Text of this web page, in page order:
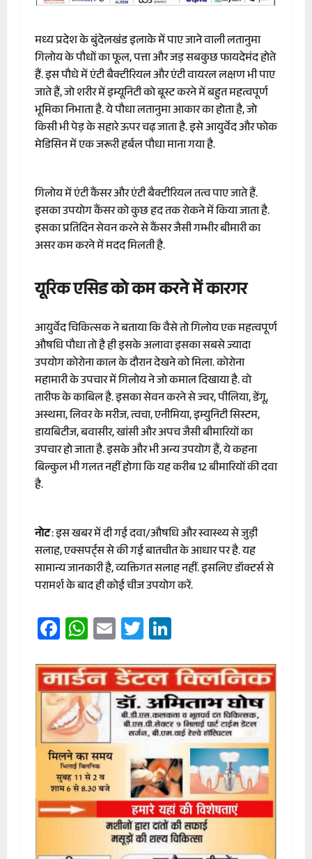
मध्य प्रदेश के बुंदेलखंड इलाके में पाए जाने वाली लतानुमा
गिलोय के पौधों का फूल, पत्ता और जड़ सबकुछ फायदेमंद होते
हैं. इस पौधे में एंटी बैक्टीरियल और एंटी वायरल लक्षण भी पाए
जाते हैं, जो शरीर में इम्यूनिटी को बूस्ट करने में बहुत महत्वपूर्ण
भूमिका निभाता है. ये पौधा लतानुमा आकार का होता है, जो
किसी भी पेड़ के सहारे ऊपर चढ़ जाता है. इसे आयुर्वेद और फोक
मेडिसिन में एक जरूरी हर्बल पौधा माना गया है.
गिलोय में एंटी कैंसर और एंटी बैक्टीरियल तत्व पाए जाते हैं.
इसका उपयोग कैंसर को कुछ हद तक रोकने में किया जाता है.
इसका प्रतिदिन सेवन करने से कैंसर जैसी गम्भीर बीमारी का
असर कम करने में मदद मिलती है.
यूरिक एसिड को कम करने में कारगर
आयुर्वेद चिकित्सक ने बताया कि वैसे तो गिलोय एक महत्वपूर्ण
औषधि पौधा तो है ही इसके अलावा इसका सबसे ज्यादा
उपयोग कोरोना काल के दौरान देखने को मिला. कोरोना
महामारी के उपचार में गिलोय ने जो कमाल दिखाया है. वो
तारीफ के काबिल है. इसका सेवन करने से ज्वर, पीलिया, डेंगू,
अस्थमा, लिवर के मरीज, त्वचा, एनीमिया, इम्युनिटी सिस्टम,
डायबिटीज, बवासीर, खांसी और अपच जैसी बीमारियों का
उपचार हो जाता है. इसके और भी अन्य उपयोग हैं, ये कहना
बिल्कुल भी गलत नहीं होगा कि यह करीब 12 बीमारियों की दवा
है.
नोट: इस खबर में दी गई दवा/औषधि और स्वास्थ्य से जुड़ी
सलाह, एक्सपर्ट्स से की गई बातचीत के आधार पर है. यह
सामान्य जानकारी है, व्यक्तिगत सलाह नहीं. इसलिए डॉक्टर्स से
परामर्श के बाद ही कोई चीज उपयोग करें.
Facebook
WhatsApp
EmailTwitter